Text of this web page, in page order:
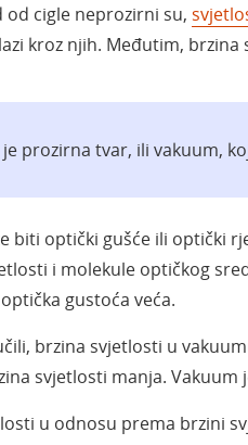
od cigle neprozirni su,
kroz njih. Međutim, brzina
prozirna tvar, ili vakuum,
biti optički gušće ili optički
i molekule optičkog
gustoća veća.
brzina svjetlosti u
svjetlosti manja. Vakuum
u odnosu prema brzini